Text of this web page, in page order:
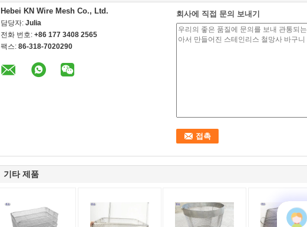
Hebei KN Wire Mesh Co., Ltd.
담당자: Julia
전화 번호: +86 177 3408 2565
팩스: 86-318-7020290
회사에 직접 문의 보내기
기타 제품